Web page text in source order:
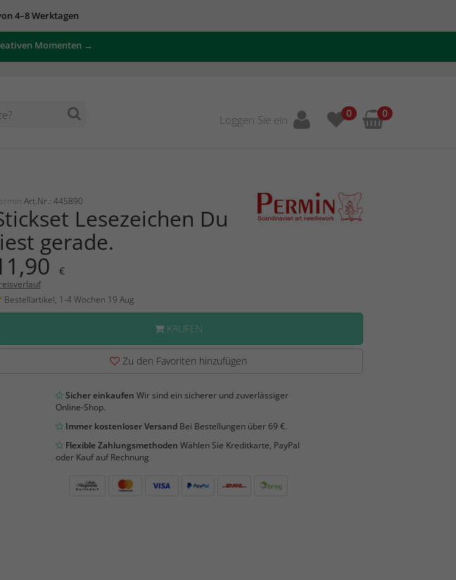
4–8 Werktagen
Momenten →
Loggen Sie ein 0 0
Art.Nr.: 445890
Lesezeichen Du
gerade.
€
Bestellartikel, 1-4 Wochen 19 Aug
KAUFEN
Zu den Favoriten hinzufügen
Sicher einkaufen Wir sind ein sicherer und zuverlässiger
Online-Shop.
Immer kostenloser VersandBei Bestellungen über 69 €.
Flexible Zahlungsmethoden Wählen Sie Kreditkarte, PayPal
oder Kauf auf Rechnung